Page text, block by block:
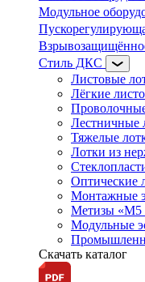
Модульное
Стиль ДКС
Листовые
Лёгкие
Лестничные
Тяжелые
Лотки из
Оптические
Монтажные
Метизы «M5
Модульные
Скачать каталог